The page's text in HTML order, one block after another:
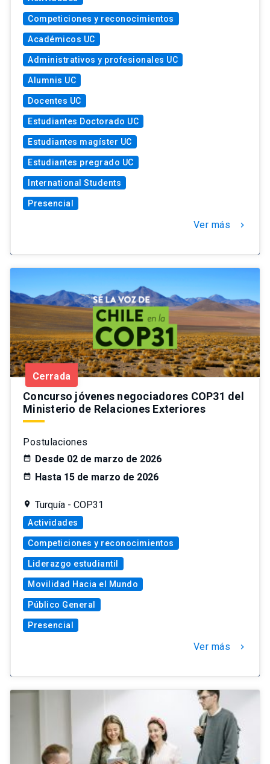
Competiciones y reconocimientos
Académicos UC
Administrativos y profesionales UC
Alumnis UC
Docentes UC
Estudiantes Doctorado UC
Estudiantes magíster UC
Estudiantes pregrado UC
International Students
Presencial
Ver más chevron_right
Cerrada
Concurso jóvenes negociadores COP31 del
Ministerio de Relaciones Exteriores
Postulaciones
Desde 02 de marzo de 2026
Hasta 15 de marzo de 2026
Turquía - COP31
Actividades
Competiciones y reconocimientos
Liderazgo estudiantil
Movilidad Hacia el Mundo
Público General
Presencial
Ver más chevron_right